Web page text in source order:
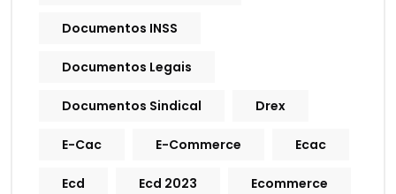
Documentos INSS
Documentos Legais
Documentos Sindical Drex
E-Cac E-Commerce Ecac
Ecd Ecd 2023 Ecommerce